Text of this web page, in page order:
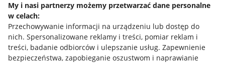
My i nasi partnerzy możemy przetwarzać dane personalne
w celach:
Przechowywanie informacji na urządzeniu lub dostęp do
nich. Spersonalizowane reklamy i treści, pomiar reklam i
treści, badanie odbiorców i ulepszanie usług. Zapewnienie
bezpieczeństwa, zapobieganie oszustwom i naprawianie
Allegro Gadane dla sprzedających
Allegro Gadane dla kupujących
Mapa miejscowości